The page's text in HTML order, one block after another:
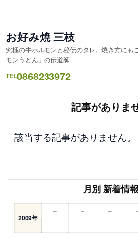
ス
キ
ッ
プ
お好み焼 三枝
究極の牛ホルモンと秘伝のタレ。焼き方にも
モンうどん」の伝道師
TEL0868233972
記事がありま
該当する記事がありません。
月別 新着情報
2009年
– – –
–
– –